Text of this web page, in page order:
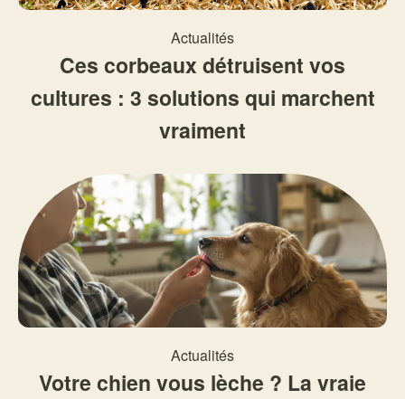
Actualités
Ces corbeaux détruisent vos
cultures : 3 solutions qui marchent
vraiment
Actualités
Votre chien vous lèche ? La vraie